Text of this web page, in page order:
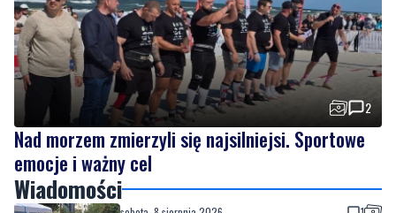
2
Nad morzem zmierzyli się najsilniejsi. Sportowe
emocje i ważny cel
Wiadomości
sobota, 8 sierpnia 2026 1
Strażacy pokazali swoje umiejętności.
Rodzinny festyn przyciągnął mieszkańców
oraz gości